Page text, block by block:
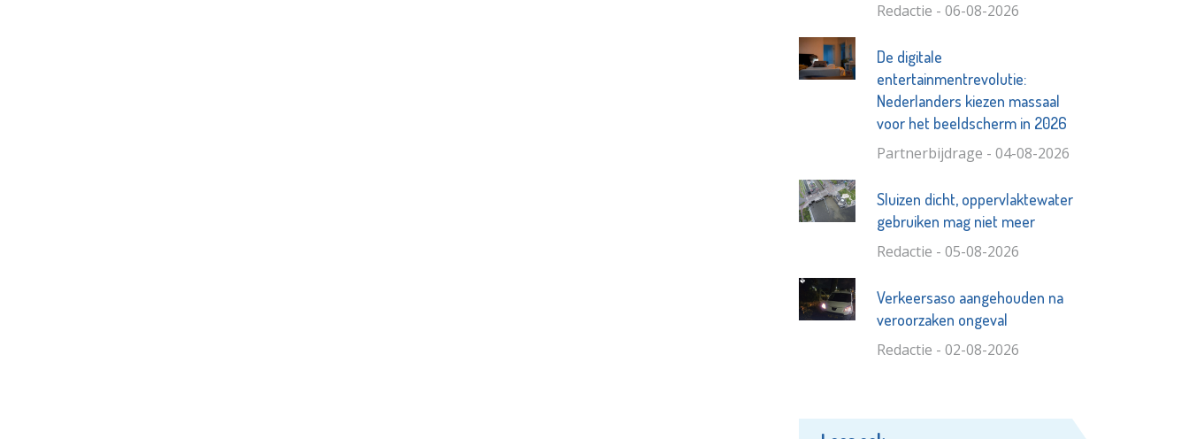
Redactie - 06-08-2026
De digitale
entertainmentrevolutie:
Nederlanders kiezen massaal
voor het beeldscherm in 2026
Partnerbijdrage - 04-08-2026
Sluizen dicht, oppervlaktewater
gebruiken mag niet meer
Redactie - 05-08-2026
Verkeersaso aangehouden na
veroorzaken ongeval
Redactie - 02-08-2026